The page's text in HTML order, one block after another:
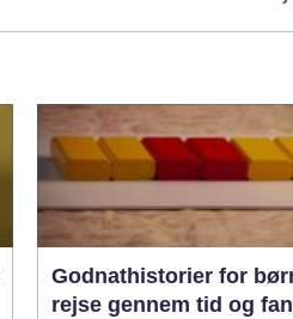
Godnathistorier for
rejse gennem tid og